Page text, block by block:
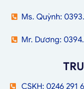
Ms. Quỳnh:
Mr. Dương:
CSKH: 0246 291